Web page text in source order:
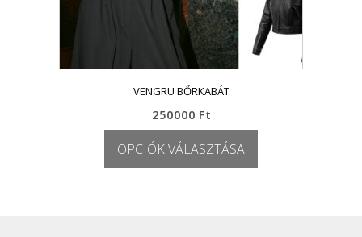
VENGRU BŐRKABÁT
250000 Ft
OPCIÓK VÁLASZTÁSA